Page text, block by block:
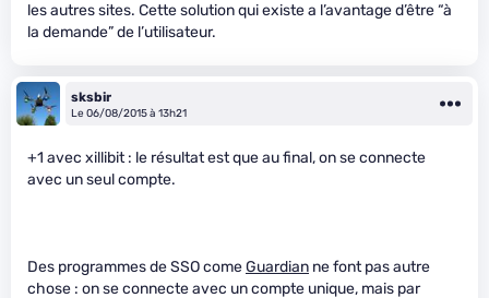
les autres sites. Cette solution qui existe a l’avantage d’être “à
la demande” de l’utilisateur.
sksbir
Le 06/08/2015 à 13h21
+1 avec xillibit : le résultat est que au final, on se connecte
avec un seul compte.
Des programmes de SSO comeGuardian ne font pas autre
chose : on se connecte avec un compte unique, mais par